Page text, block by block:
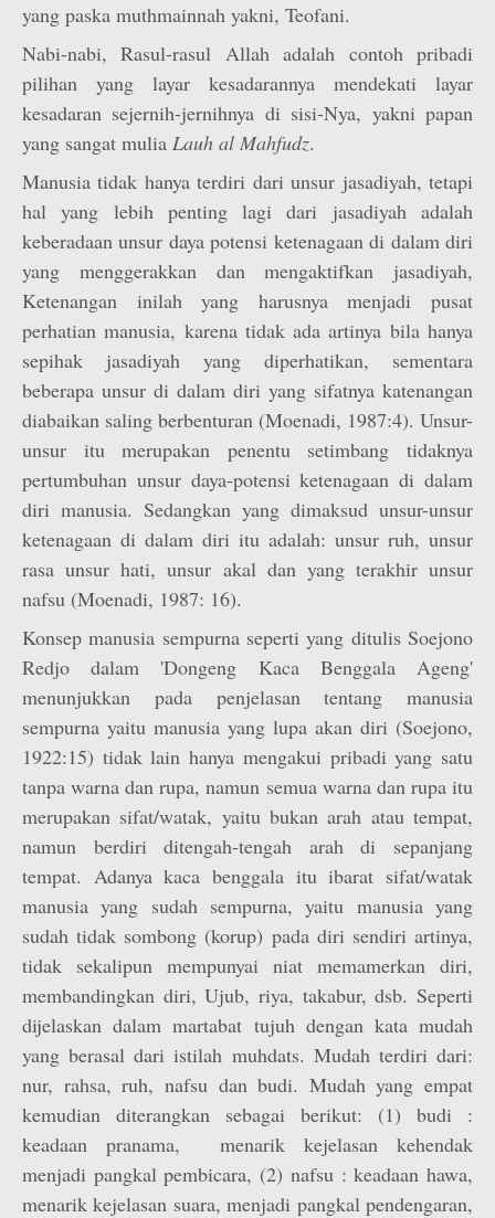
yang paska muthmainnah yakni, Teofani.
Nabi-nabi, Rasul-rasul Allah adalah contoh pribadi
pilihan yang layar kesadarannya mendekati layar
kesadaran sejernih-jernihnya di sisi-Nya, yakni papan
yang sangat mulia Lauh al Mahfudz.
Manusia tidak hanya terdiri dari unsur jasadiyah, tetapi
hal yang lebih penting lagi dari jasadiyah adalah
keberadaan unsur daya potensi ketenagaan di dalam diri
yang menggerakkan dan mengaktifkan jasadiyah,
Ketenangan inilah yang harusnya menjadi pusat
perhatian manusia, karena tidak ada artinya bila hanya
sepihak jasadiyah yang diperhatikan, sementara
beberapa unsur di dalam diri yang sifatnya katenangan
diabaikan saling berbenturan (Moenadi, 1987:4). Unsur-
unsur itu merupakan penentu setimbang tidaknya
pertumbuhan unsur daya-potensi ketenagaan di dalam
diri manusia. Sedangkan yang dimaksud unsur-unsur
ketenagaan di dalam diri itu adalah: unsur ruh, unsur
rasa unsur hati, unsur akal dan yang terakhir unsur
nafsu (Moenadi, 1987: 16).
Konsep manusia sempurna seperti yang ditulis Soejono
Redjo dalam 'Dongeng Kaca Benggala Ageng'
menunjukkan pada penjelasan tentang manusia
sempurna yaitu manusia yang lupa akan diri (Soejono,
1922:15) tidak lain hanya mengakui pribadi yang satu
tanpa warna dan rupa, namun semua warna dan rupa itu
merupakan sifat/watak, yaitu bukan arah atau tempat,
namun berdiri ditengah-tengah arah di sepanjang
tempat. Adanya kaca benggala itu ibarat sifat/watak
manusia yang sudah sempurna, yaitu manusia yang
sudah tidak sombong (korup) pada diri sendiri artinya,
tidak sekalipun mempunyai niat memamerkan diri,
membandingkan diri, Ujub, riya, takabur, dsb. Seperti
dijelaskan dalam martabat tujuh dengan kata mudah
yang berasal dari istilah muhdats. Mudah terdiri dari:
nur, rahsa, ruh, nafsu dan budi. Mudah yang empat
kemudian diterangkan sebagai berikut: (1) budi :
keadaan pranama, menarik kejelasan kehendak
menjadi pangkal pembicara, (2) nafsu : keadaan hawa,
menarik kejelasan suara, menjadi pangkal pendengaran,